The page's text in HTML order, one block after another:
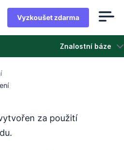
Vyzkoušet zdarma
Znalostní báze
z angličtiny pomocí nástroje
za použití